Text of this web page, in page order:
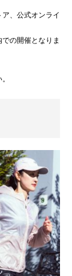
、公式オンライ
の開催となりま